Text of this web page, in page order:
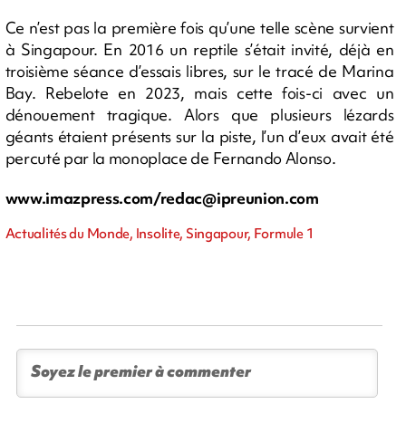
Ce n’est pas la première fois qu’une telle scène survient
à Singapour. En 2016 un reptile s’était invité, déjà en
troisième séance d’essais libres, sur le tracé de Marina
Bay. Rebelote en 2023, mais cette fois-ci avec un
dénouement tragique. Alors que plusieurs lézards
géants étaient présents sur la piste, l’un d’eux avait été
percuté par la monoplace de Fernando Alonso.
www.imazpress.com/redac@ipreunion.com
Actualités du Monde, Insolite, Singapour, Formule 1